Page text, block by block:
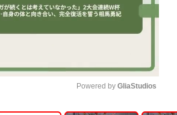
Powered by GliaStudios